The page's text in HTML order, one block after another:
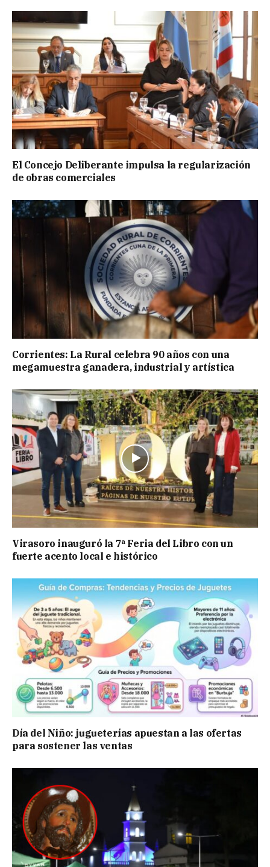
El Concejo Deliberante impulsa la regularización
de obras comerciales
Corrientes: La Rural celebra 90 años con una
megamuestra ganadera, industrial y artística
Virasoro inauguró la 7ª Feria del Libro con un
fuerte acento local e histórico
Día del Niño: jugueterías apuestan a las ofertas
para sostener las ventas